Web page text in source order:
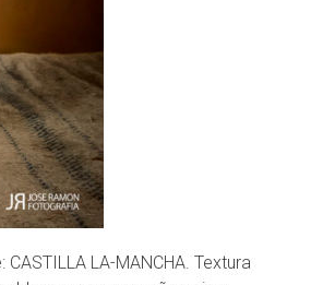
LA-MANCHA. Textura